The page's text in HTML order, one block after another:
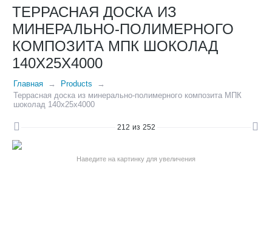
ТЕРРАСНАЯ ДОСКА ИЗ
МИНЕРАЛЬНО-ПОЛИМЕРНОГО
КОМПОЗИТА МПК ШОКОЛАД
140Х25Х4000
Главная
Products
Террасная доска из минерально-полимерного композита МПК
шоколад 140х25х4000
212 из 252
Наведите на картинку для увеличения